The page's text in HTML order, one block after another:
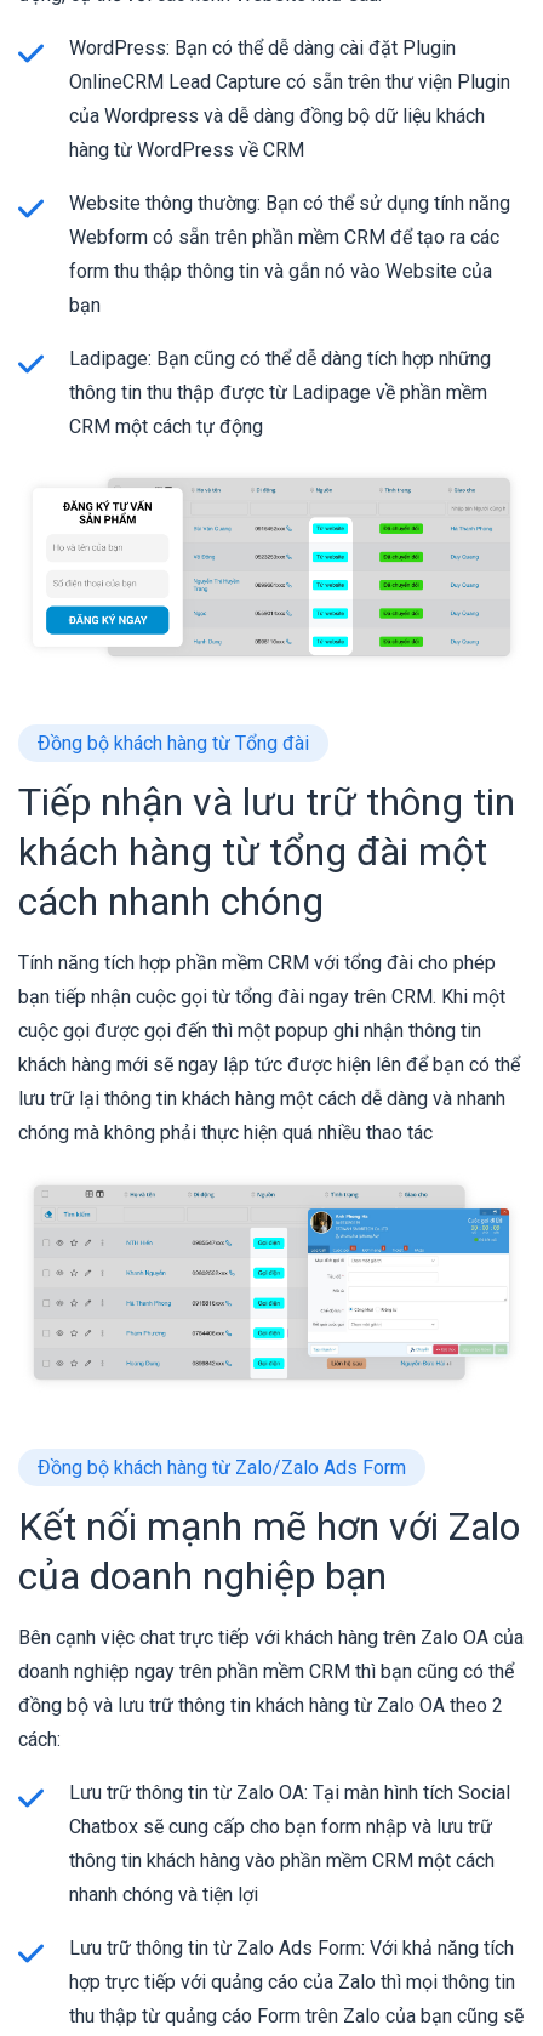
WordPress: Bạn có thể dễ dàng cài đặt Plugin
OnlineCRM Lead Capture có sẵn trên thư viện Plugin
của Wordpress và dễ dàng đồng bộ dữ liệu khách
hàng từ WordPress về CRM
Website thông thường: Bạn có thể sử dụng tính năng
Webform có sẵn trên phần mềm CRM để tạo ra các
form thu thập thông tin và gắn nó vào Website của
bạn
Ladipage: Bạn cũng có thể dễ dàng tích hợp những
thông tin thu thập được từ Ladipage về phần mềm
CRM một cách tự động
Đồng bộ khách hàng từ Tổng đài
Tiếp nhận và lưu trữ thông tin
khách hàng từ tổng đài một
cách nhanh chóng
Tính năng tích hợp phần mềm CRM với tổng đài cho phép
bạn tiếp nhận cuộc gọi từ tổng đài ngay trên CRM. Khi một
cuộc gọi được gọi đến thì một popup ghi nhận thông tin
khách hàng mới sẽ ngay lập tức được hiện lên để bạn có thể
lưu trữ lại thông tin khách hàng một cách dễ dàng và nhanh
chóng mà không phải thực hiện quá nhiều thao tác
Đồng bộ khách hàng từ Zalo/Zalo Ads Form
Kết nối mạnh mẽ hơn với Zalo
của doanh nghiệp bạn
Bên cạnh việc chat trực tiếp với khách hàng trên Zalo OA của
doanh nghiệp ngay trên phần mềm CRM thì bạn cũng có thể
đồng bộ và lưu trữ thông tin khách hàng từ Zalo OA theo 2
cách:
Lưu trữ thông tin từ Zalo OA: Tại màn hình tích Social
Chatbox sẽ cung cấp cho bạn form nhập và lưu trữ
thông tin khách hàng vào phần mềm CRM một cách
nhanh chóng và tiện lợi
Lưu trữ thông tin từ Zalo Ads Form: Với khả năng tích
hợp trực tiếp với quảng cáo của Zalo thì mọi thông tin
thu thập từ quảng cáo Form trên Zalo của bạn cũng sẽ